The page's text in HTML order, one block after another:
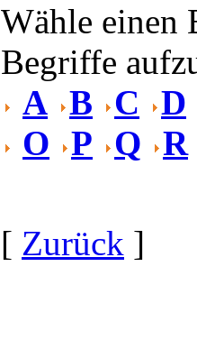
Wähle einen
Begriffe
A B C
D
O P Q R
[ Zurück ]